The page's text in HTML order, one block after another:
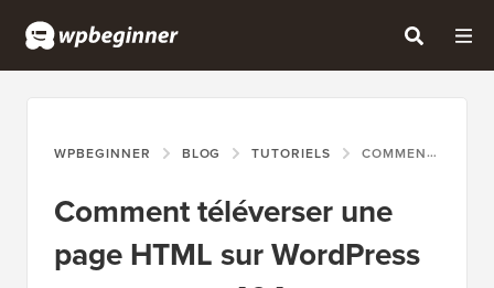
WPBEGINNER BLOG TUTORIELS COMMENT TÉLÉVERSER UNE PAGE HTML SUR WORDPRESS SANS ERREURS 404
Comment téléverser une
page HTML sur WordPress